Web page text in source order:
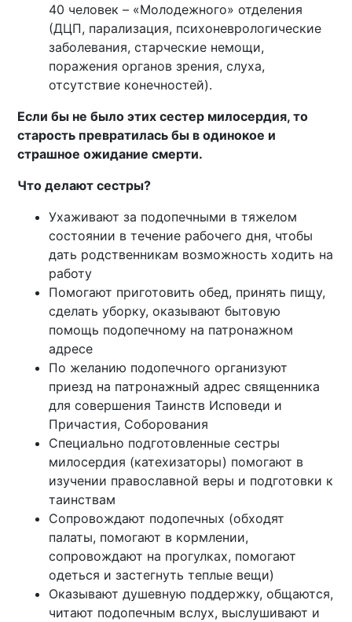
40 человек – «Молодежного» отделения
(ДЦП, парализация, психоневрологические
заболевания, старческие немощи,
поражения органов зрения, слуха,
отсутствие конечностей).
Если бы не было этих сестер милосердия, то
старость превратилась бы в одинокое и
страшное ожидание смерти.
Что делают сестры?
Ухаживают за подопечными в тяжелом
состоянии в течение рабочего дня, чтобы
дать родственникам возможность ходить на
работу
Помогают приготовить обед, принять пищу,
сделать уборку, оказывают бытовую
помощь подопечному на патронажном
адресе
По желанию подопечного организуют
приезд на патронажный адрес священника
для совершения Таинств Исповеди и
Причастия, Соборования
Специально подготовленные сестры
милосердия (катехизаторы) помогают в
изучении православной веры и подготовки к
таинствам
Сопровождают подопечных (обходят
палаты, помогают в кормлении,
сопровождают на прогулках, помогают
одеться и застегнуть теплые вещи)
Оказывают душевную поддержку, общаются,
читают подопечным вслух, выслушивают и